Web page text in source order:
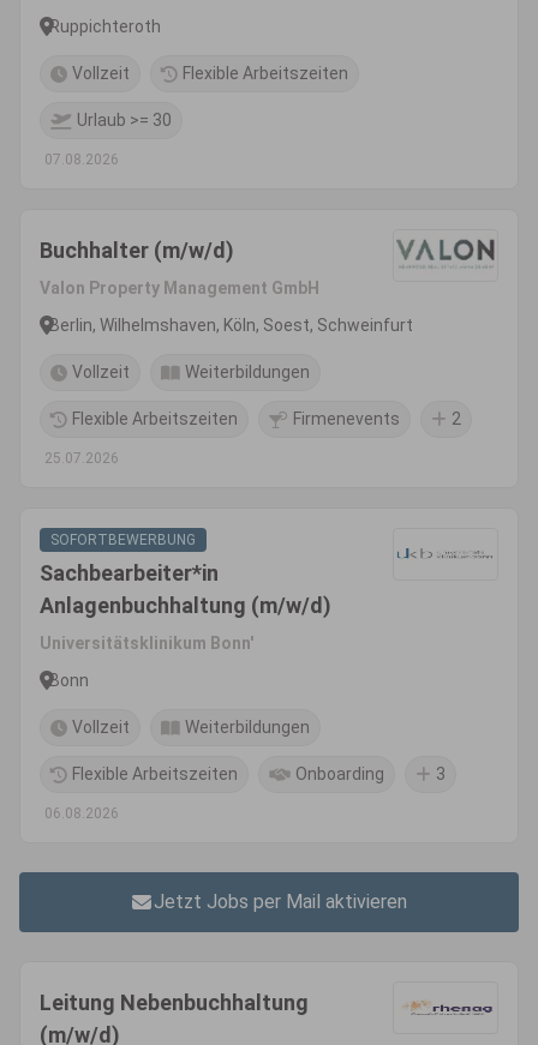
Ruppichteroth
Vollzeit Flexible Arbeitszeiten
Urlaub >= 30
07.08.2026
Buchhalter (m/w/d)
Valon Property Management GmbH
Berlin, Wilhelmshaven, Köln, Soest, Schweinfurt
Vollzeit Weiterbildungen
Flexible Arbeitszeiten Firmenevents 2
25.07.2026
SOFORTBEWERBUNG
Sachbearbeiter*in
Anlagenbuchhaltung (m/w/d)
Universitätsklinikum Bonn'
Bonn
Vollzeit Weiterbildungen
Flexible Arbeitszeiten Onboarding 3
06.08.2026
Jetzt Jobs per Mail aktivieren
Leitung Nebenbuchhaltung
(m/w/d)